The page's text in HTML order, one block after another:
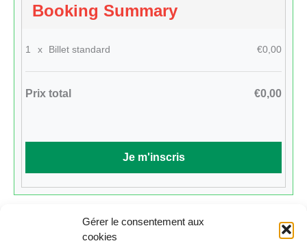
Gérer le consentement aux
cookies
Booking Summary
1 x Billet standard €0,00
Prix total €0,00